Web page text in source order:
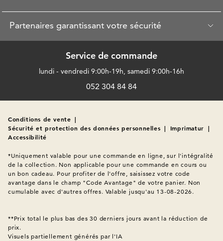
Partenaires garantissant votre sécurité
Service de commande
lundi - vendredi 9:00h-19h, samedi 9:00h-16h
052 304 84 84
Conditions de vente |
Sécurité et protection des données personnelles | Imprimatur |
Accessibilité
*Uniquement valable pour une commande en ligne, sur l'intégralité
de la collection. Non applicable pour une commande en cours ou
un bon cadeau. Pour profiter de l'offre, saisissez votre code
avantage dans le champ "Code Avantage" de votre panier. Non
cumulable avec d'autres offres. Valable jusqu'au 13-08-2026.
**Prix total le plus bas des 30 derniers jours avant la réduction de
Visuels partiellement générés par l'IA